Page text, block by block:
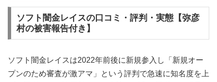
ソフト闇金レイスの口コミ・評判・実態【弥彦
村の被害報告付き】
ソフト闇金レイスは2022年前後に新規参入し「新規オー
プンのため審査が激アマ」という評判で急速に知名度を上